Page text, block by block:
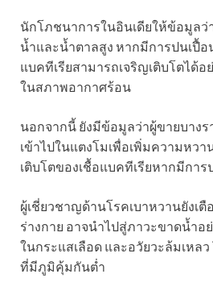
นักโภชนาการในอินเดียให้ข้อมูลว่
น้ำและน้ำตาลสูง หากมีการปนเปื้อ
แบคทีเรียสามารถเจริญเติบโตได้อ
ในสภาพอากาศร้อน
นอกจากนี้ ยังมีข้อมูลว่าผู้ขายบาง
เข้าไปในแตงโมเพื่อเพิ่มความหวา
เติบโตของเชื้อแบคทีเรียหากมีการ
ผู้เชี่ยวชาญด้านโรคเบาหวานยังเตื
ร่างกาย อาจนำไปสู่ภาวะขาดน้ำอ
ในกระแสเลือด และอวัยวะล้มเหล
ที่มีภูมิคุ้มกันต่ำ